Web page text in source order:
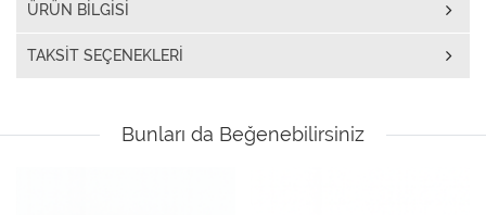
ÜRÜN BILGISI
TAKSIT SEÇENEKLERI
Bunları da Beğenebilirsiniz